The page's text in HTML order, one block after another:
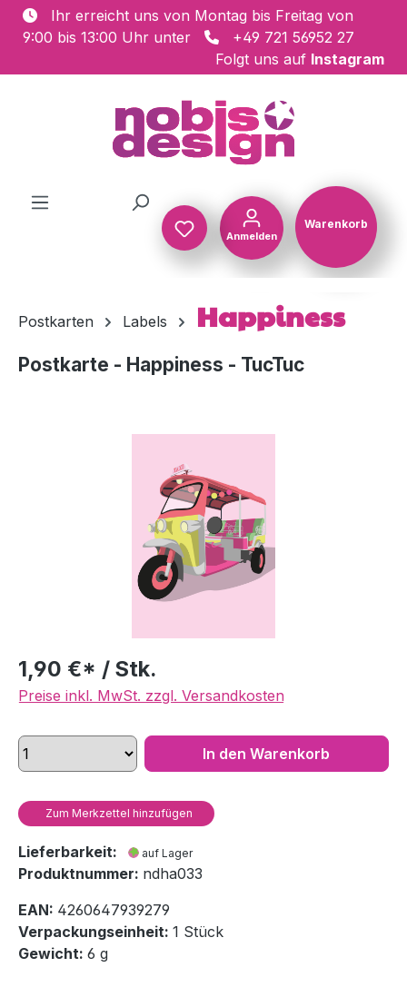
Zum Hauptinhalt springen
Ihr erreicht uns von Montag bis Freitag von
9:00 bis 13:00 Uhr unter
+49 721 56952 27
Folgt uns auf Instagram
Anmelden
Warenkorb
Postkarten Labels Happiness
Postkarte - Happiness - TucTuc
1,90 €* / Stk.
Preise inkl. MwSt. zzgl. Versandkosten
In den Warenkorb
Zum Merkzettel hinzufügen
Lieferbarkeit: auf Lager
Produktnummer: ndha033
EAN: 4260647939279
Verpackungseinheit: 1 Stück
Gewicht: 6 g